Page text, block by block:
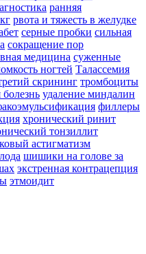
ранняя
рвота и тяжесть в желудке
серные пробки сильная
сокращение пор
медицина суженные
ногтей Талассемия
скрининг тромбоциты
болезнь удаление миндалин
филлеры
хронический ринит
тонзиллит
астигматизм
шишики на голове за
экстренная контрацепция
этмоидит